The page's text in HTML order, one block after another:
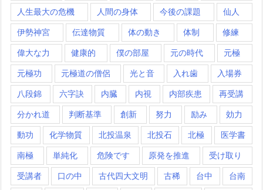
人生最大の危機 人間の身体 今後の課題 仙人
伊勢神宮 伝達物質 体の動き 体制 修練
偉大な力 健康的 僕の部屋 元の時代 元極
元極功 元極道の僧侶 光と音 入れ歯 入場券
八段錦 六字訣 内臓 内視 内部疾患 再受講
分かれ道 判断基準 創新 努力 励み 効力
動功 化学物質 北投温泉 北投石 北極 医学書
南極 単純化 危険です 原発を推進 受け取り
受講者 口の中 古代四大文明 古稀 台中 台南